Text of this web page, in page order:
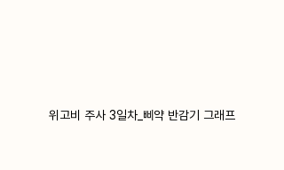
위고비 주사 3일차_삐약 반감기 그래프